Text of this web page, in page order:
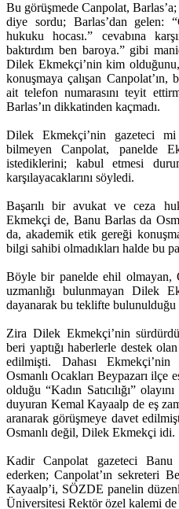
Bu görüşmede Canpolat,
diye sordu; Barlas’dan gelen:
hukuku hocası.” cevabına
baktırdım ben baroya.” gibi
Dilek Ekmekçi’nin kim
konuşmaya çalışan
ait telefon numarasını teyit
Barlas’ın dikkatinden kaçmadı.
Dilek Ekmekçi’nin gazeteci
bilmeyen Canpolat, panelde
istediklerini; kabul etmesi
karşılayacaklarını söyledi.
Başarılı bir avukat ve ceza
Ekmekçi de, Banu Barlas da
da, akademik etik gereği
bilgi sahibi olmadıkları halde bu
Böyle bir panelde ehil olmayan,
uzmanlığı bulunmayan Dilek
dayanarak bu teklifte bulunulduğu
Zira Dilek Ekmekçi’nin
beri yaptığı haberlerle destek
edilmişti. Dahası
Osmanlı Ocakları Beypazarı ilçe
olduğu “Kadın Satıcılığı”
duyuran Kemal Kayaalp de eş
aranarak görüşmeye davet
Osmanlı değil, Dilek Ekmekçi idi.
Kadir Canpolat gazeteci Banu
ederken; Canpolat’ın sekreteri
Kayaalp’i, SÖZDE panelin
Üniversitesi Rektör özel kalemi